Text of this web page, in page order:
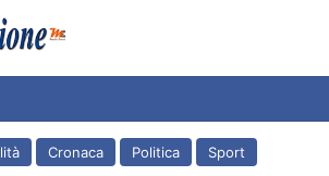
Cronaca Politica Sport